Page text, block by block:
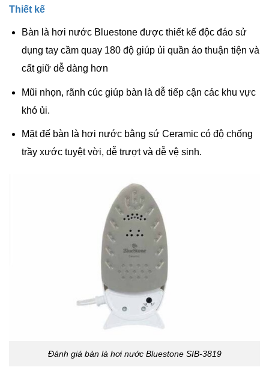
Thiết kế
Bàn là hơi nước Bluestone được thiết kế độc đáo sử
dụng tay cầm quay 180 độ giúp ủi quần áo thuận tiện và
cất giữ dễ dàng hơn
Mũi nhọn, rãnh cúc giúp bàn là dễ tiếp cận các khu vực
khó ủi.
Mặt đế bàn là hơi nước bằng sứ Ceramiccó độ chống
trầy xước tuyệt vời, dễ trượt và dễ vệ sinh.
Đánh giá bàn là hơi nước Bluestone SIB-3819